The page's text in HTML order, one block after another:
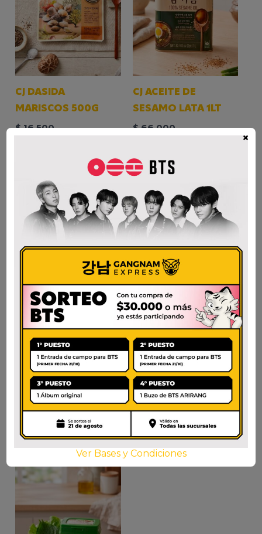
CJ DASIDA
MARISCOS 500G
$16.500
CJ ACEITE DE
SESAMO LATA 1LT
$66.000
CJ O RING CARNE
200gr.
29.000
AÑADIR AL CARRITO
CJ MELCHI EKJOT
400G
$ 8.500
AÑADIR AL CARRITO
Ver Bases y Condiciones
×